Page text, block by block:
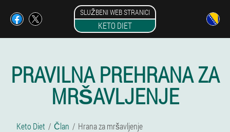
SLUŽBENI WEB STRANICI
KETO DIET
PRAVILNA PREHRANA ZA
MRŠAVLJENJE
Keto Diet Član Hrana za mršavljenje